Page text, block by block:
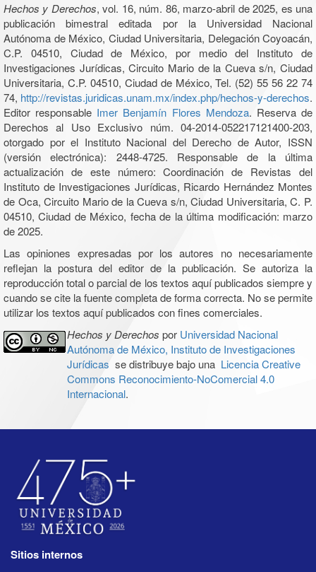
Hechos y Derechos, vol. 16, núm. 86, marzo-abril de 2025, es una
publicación bimestral editada por la Universidad Nacional
Autónoma de México, Ciudad Universitaria, Delegación Coyoacán,
C.P. 04510, Ciudad de México, por medio del Instituto de
Investigaciones Jurídicas, Circuito Mario de la Cueva s/n, Ciudad
Universitaria, C.P. 04510, Ciudad de México, Tel. (52) 55 56 22 74
74, http://revistas.juridicas.unam.mx/index.php/hechos-y-derechos.
Editor responsable Imer Benjamín Flores Mendoza. Reserva de
Derechos al Uso Exclusivo núm. 04-2014-052217121400-203,
otorgado por el Instituto Nacional del Derecho de Autor, ISSN
(versión electrónica): 2448-4725. Responsable de la última
actualización de este número: Coordinación de Revistas del
Instituto de Investigaciones Jurídicas, Ricardo Hernández Montes
de Oca, Circuito Mario de la Cueva s/n, Ciudad Universitaria, C. P.
04510, Ciudad de México, fecha de la última modificación: marzo
de 2025.
Las opiniones expresadas por los autores no necesariamente
reflejan la postura del editor de la publicación. Se autoriza la
reproducción total o parcial de los textos aquí publicados siempre y
cuando se cite la fuente completa de forma correcta. No se permite
utilizar los textos aquí publicados con fines comerciales.
Hechos y Derechos por Universidad Nacional
Autónoma de México, Instituto de Investigaciones
Jurídicas se distribuye bajo una Licencia Creative
Commons Reconocimiento-NoComercial 4.0
Internacional.
Sitios internos